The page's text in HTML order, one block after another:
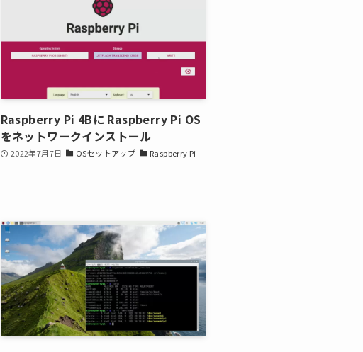
Raspberry Pi 4Bに Raspberry Pi OS
をネットワークインストール
2022年7月7日 OSセットアップ Raspberry Pi